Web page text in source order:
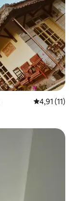
4,91 (11)